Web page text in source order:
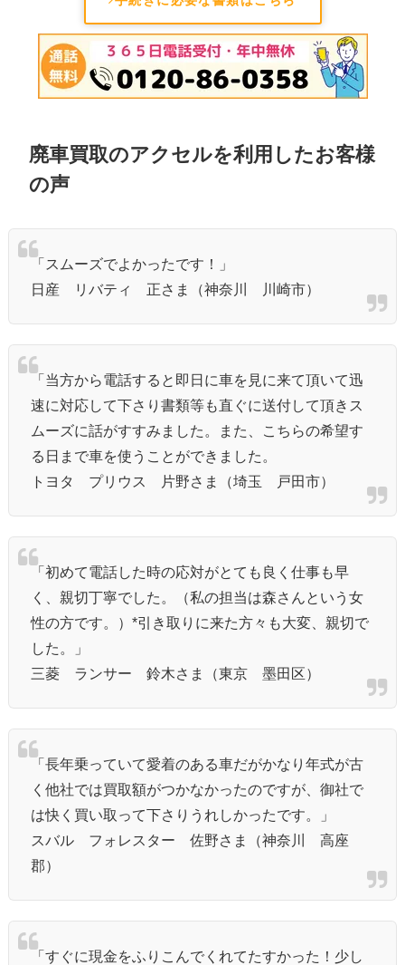
廃車買取のアクセルを利用したお客様
の声
「スムーズでよかったです！」
日産 リバティ 正さま（神奈川 川崎市）
「当方から電話すると即日に車を見に来て頂いて迅
速に対応して下さり書類等も直ぐに送付して頂きス
ムーズに話がすすみました。また、こちらの希望す
る日まで車を使うことができました。
トヨタ プリウス 片野さま（埼玉 戸田市）
「初めて電話した時の応対がとても良く仕事も早
く、親切丁寧でした。（私の担当は森さんという女
性の方です。）*引き取りに来た方々も大変、親切で
した。」
三菱 ランサー 鈴木さま（東京 墨田区）
「長年乗っていて愛着のある車だがかなり年式が古
く他社では買取額がつかなかったのですが、御社で
は快く買い取って下さりうれしかったです。」
スバル フォレスター 佐野さま（神奈川 高座
郡）
「すぐに現金をふりこんでくれてたすかった！少し